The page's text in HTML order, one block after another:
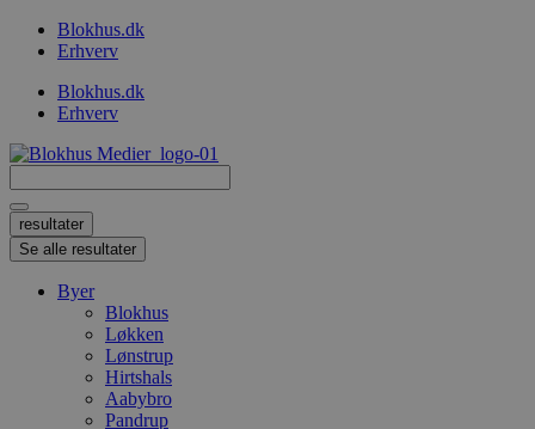
VidereBlokhus.dk
Erhverv
Blokhus.dk
Erhverv
...
resultater
Se alle resultater
Byer
Blokhus
Løkken
Lønstrup
Hirtshals
Aabybro
Pandrup